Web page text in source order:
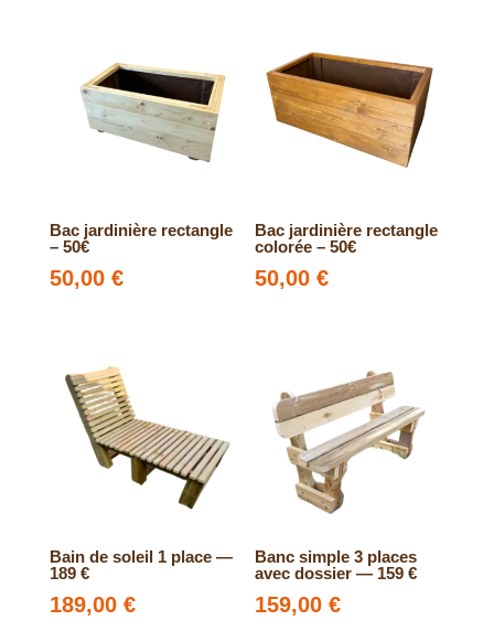
Bac jardinière rectangle
– 50€
50,00 €
Bac jardinière rectangle
colorée – 50€
50,00€
Bain de soleil 1 place —
189 €
189,00 €
Banc simple 3 places
avec dossier — 159 €
159,00€